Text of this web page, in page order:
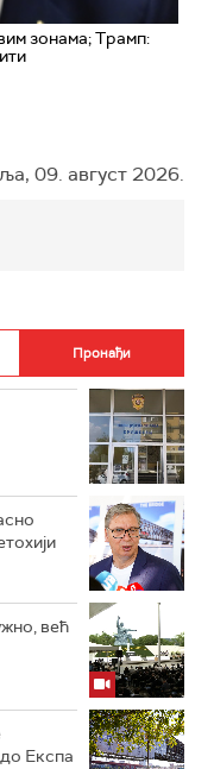
зонама; Трамп:
09. август 2026.
већ
Експа